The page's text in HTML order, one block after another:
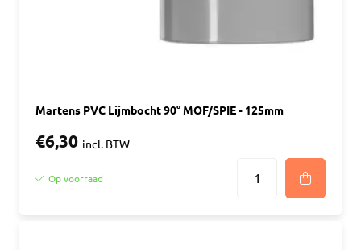
Martens PVC Lijmbocht 90° MOF/SPIE - 125mm
€6,30 incl. BTW
Op voorraad